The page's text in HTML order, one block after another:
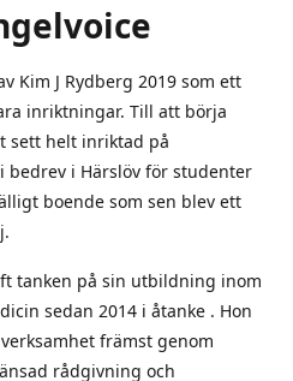
Kim J Rydberg 2019 som ett
inriktningar. Till att börja
sett helt inriktad på
bedrev i Härslöv för studenter
boende som sen blev ett
tanken på sin utbildning inom
sedan 2014 i åtanke . Hon
främst genom
rådgivning och